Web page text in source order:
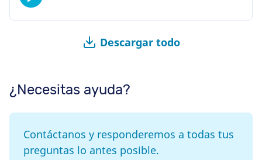
Descargar todo
¿Necesitas ayuda?
Contáctanos y responderemos a todas tus
preguntas lo antes posible.